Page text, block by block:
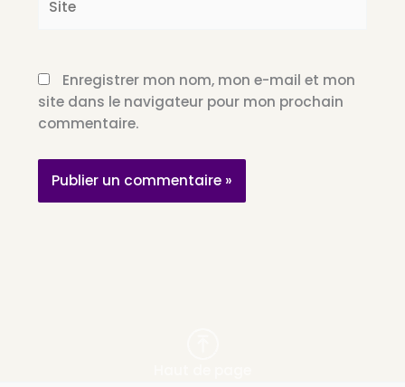
Enregistrer mon nom, mon e-mail et mon
site dans le navigateur pour mon prochain
commentaire.